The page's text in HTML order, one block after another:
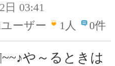
日 03:41
ーザー
1人 0件
や～るときは